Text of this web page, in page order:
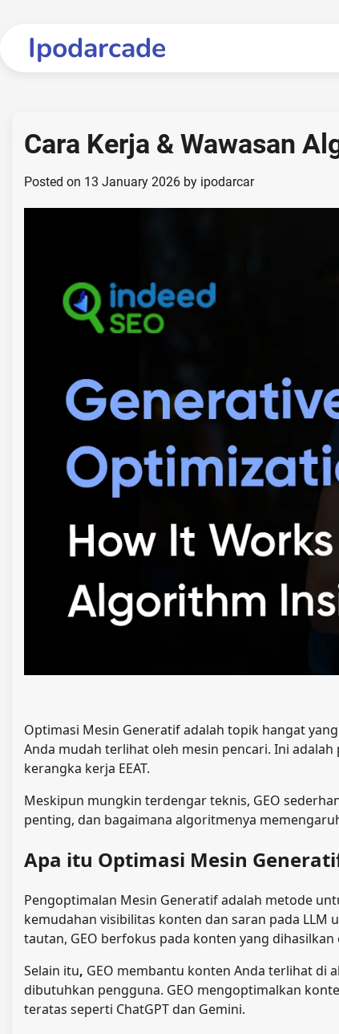
contentIpodarcade
Cara Kerja & Wawasan
Posted on 13 January 2026 by ipodarcar
Optimasi Mesin Generatif adalah topik hangat
Anda mudah terlihat oleh mesin pencari. Ini
kerangka kerja EEAT.
Meskipun mungkin terdengar teknis, GEO
penting, dan bagaimana algoritmenya
Apa itu Optimasi Mesin
Pengoptimalan Mesin Generatif adalah metode
kemudahan visibilitas konten dan saran pada
tautan, GEO berfokus pada konten yang
Selain itu, GEO membantu konten Anda terlihat di
dibutuhkan pengguna. GEO mengoptimalkan
teratas seperti ChatGPT dan Gemini.